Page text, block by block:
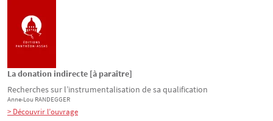
La donation indirecte [à paraître]
Recherches sur l’instrumentalisation de sa qualification
Anne-Lou RANDEGGER
> Découvrir l’ouvrage